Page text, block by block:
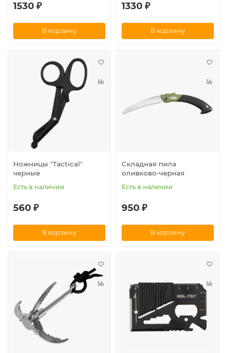
1530 ₽
В корзину
1330 ₽
В корзину
Ножницы "Tactical"
черные
Есть в наличии
560 ₽
В корзину
Складная пила
оливково-черная
Есть в наличии
950 ₽
В корзину